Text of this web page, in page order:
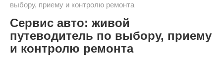
выбору, приему и контролю ремонта
Сервис авто: живой
путеводитель по выбору, приему
и контролю ремонта